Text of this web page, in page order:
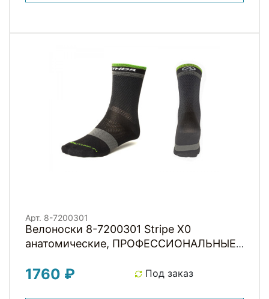
Арт. 8-7200301
Велоноски 8-7200301 Stripe X0
анатомические, ПРОФЕССИОНАЛЬНЫЕ,
материал, черно-серо-неоновые р-р M
1760 ₽ Под заказ